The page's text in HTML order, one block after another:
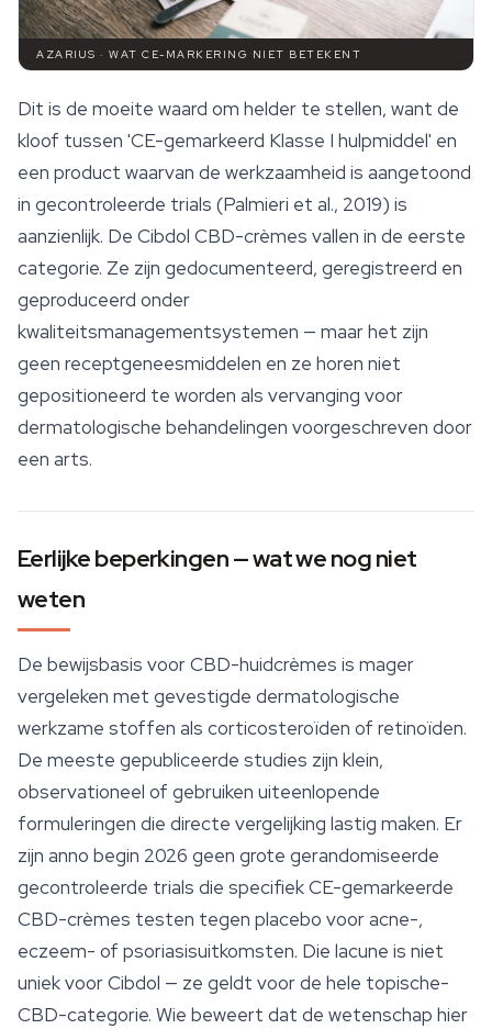
AZARIUS · WAT CE-MARKERING NIET BETEKENT
Dit is de moeite waard om helder te stellen, want de
kloof tussen 'CE-gemarkeerd Klasse I hulpmiddel' en
een product waarvan de werkzaamheid is aangetoond
in gecontroleerde trials (Palmieri et al., 2019) is
aanzienlijk. De Cibdol CBD-crèmes vallen in de eerste
categorie. Ze zijn gedocumenteerd, geregistreerd en
geproduceerd onder
kwaliteitsmanagementsystemen — maar het zijn
geen receptgeneesmiddelen en ze horen niet
gepositioneerd te worden als vervanging voor
dermatologische behandelingen voorgeschreven door
een arts.
Eerlijke beperkingen — wat we nog niet
weten
De bewijsbasis voor CBD-huidcrèmes is mager
vergeleken met gevestigde dermatologische
werkzame stoffen als corticosteroïden of retinoïden.
De meeste gepubliceerde studies zijn klein,
observationeel of gebruiken uiteenlopende
formuleringen die directe vergelijking lastig maken. Er
zijn anno begin 2026 geen grote gerandomiseerde
gecontroleerde trials die specifiek CE-gemarkeerde
CBD-crèmes testen tegen placebo voor acne-,
eczeem- of psoriasisuitkomsten. Die lacune is niet
uniek voor Cibdol — ze geldt voor de hele topische-
CBD-categorie. Wie beweert dat de wetenschap hier